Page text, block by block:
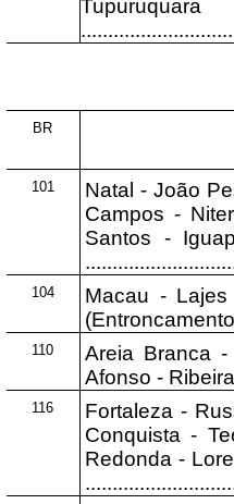
BR
101
Natal - João
Campos -
Santos -
104
Macau -
110
Areia Branca
Afonso -
116
Fortaleza -
Conquista -
Redonda -